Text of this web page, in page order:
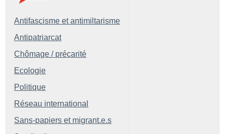
Antifascisme et antimiltarisme
Antipatriarcat
Chômage / précarité
Ecologie
Politique
Réseau international
Sans-papiers et migrant.e.s